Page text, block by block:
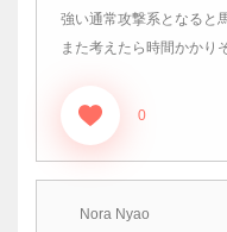
強い通常攻撃系となると
また考えたら時間かかり
0
Nora Nyao